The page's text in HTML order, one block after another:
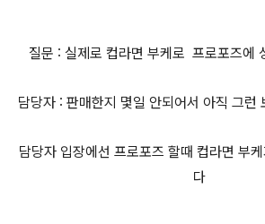
질문 : 실제로 컵라면 부케로 프로포즈에
담당자 : 판매한지 몇일 안되어서 아직 그런
담당자 입장에선 프로포즈 할때 컵라면 부
다